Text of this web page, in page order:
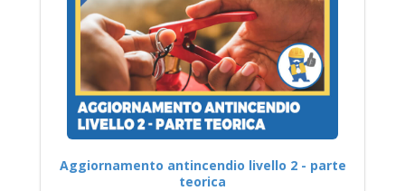
Aggiornamento antincendio livello 2 - parte
teorica